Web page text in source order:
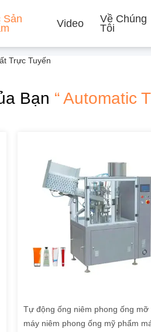
Sản
Video
Về Chúng
Tôi
Trực Tuyến
Bạn “ Automatic
Tự động ống niêm phong ống mỡ
máy niêm phong ống mỹ phẩm